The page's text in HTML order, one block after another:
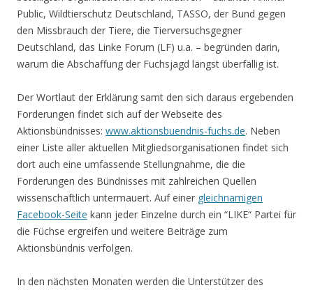
Public, Wildtierschutz Deutschland, TASSO, der Bund gegen
den Missbrauch der Tiere, die Tierversuchsgegner
Deutschland, das Linke Forum (LF) u.a. – begründen darin,
warum die Abschaffung der Fuchsjagd längst überfällig ist.
Der Wortlaut der Erklärung samt den sich daraus ergebenden
Forderungen findet sich auf der Webseite des
Aktionsbündnisses: www.aktionsbuendnis-fuchs.de. Neben
einer Liste aller aktuellen Mitgliedsorganisationen findet sich
dort auch eine umfassende Stellungnahme, die die
Forderungen des Bündnisses mit zahlreichen Quellen
wissenschaftlich untermauert. Auf einer gleichnamigen
Facebook-Seite kann jeder Einzelne durch ein “LIKE“ Partei für
die Füchse ergreifen und weitere Beiträge zum
Aktionsbündnis verfolgen.
In den nächsten Monaten werden die Unterstützer des